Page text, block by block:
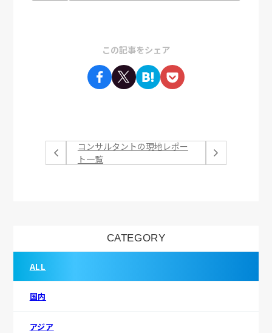
この記事をシェア
コンサルタントの現地レポー
ト一覧
CATEGORY
ALL
国内
アジア